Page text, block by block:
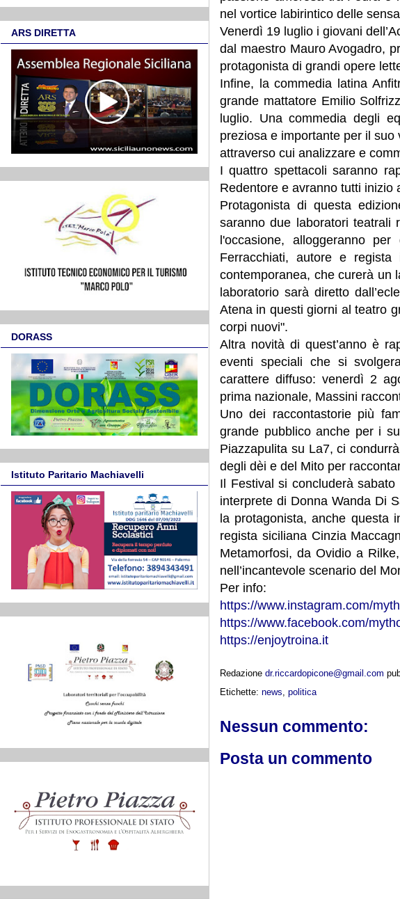
nel vortice labirintico delle
Venerdì 19 luglio i giovani
dal maestro Mauro Avogadro,
protagonista di grandi opere
Infine, la commedia latina
grande mattatore Emilio
luglio. Una commedia degli
preziosa e importante per il
attraverso cui analizzare e
I quattro spettacoli saranno
Redentore e avranno tutti inizio
Protagonista di questa
saranno due laboratori teatrali
l'occasione, alloggeranno
Ferracchiati, autore e
contemporanea, che curerà un
laboratorio sarà diretto
Atena in questi giorni al teatro
corpi nuovi".
Altra novità di quest’anno è
eventi speciali che si
carattere diffuso: venerdì 2
prima nazionale, Massini
Uno dei raccontastorie più
grande pubblico anche per i
Piazzapulita su La7, ci
degli dèi e del Mito per
Il Festival si concluderà
interprete di Donna Wanda Di
la protagonista, anche questa
regista siciliana Cinzia
Metamorfosi, da Ovidio a
nell’incantevole scenario del
Per info:
https://www.instagram.com/
https://www.facebook.com/
https://enjoytroina.it
Redazione dr.riccardopicone@gmail.com
Etichette: news politica
Nessun commento:
Posta un commento
ARS DIRETTA
DORASS
Istituto Paritario Machiavelli